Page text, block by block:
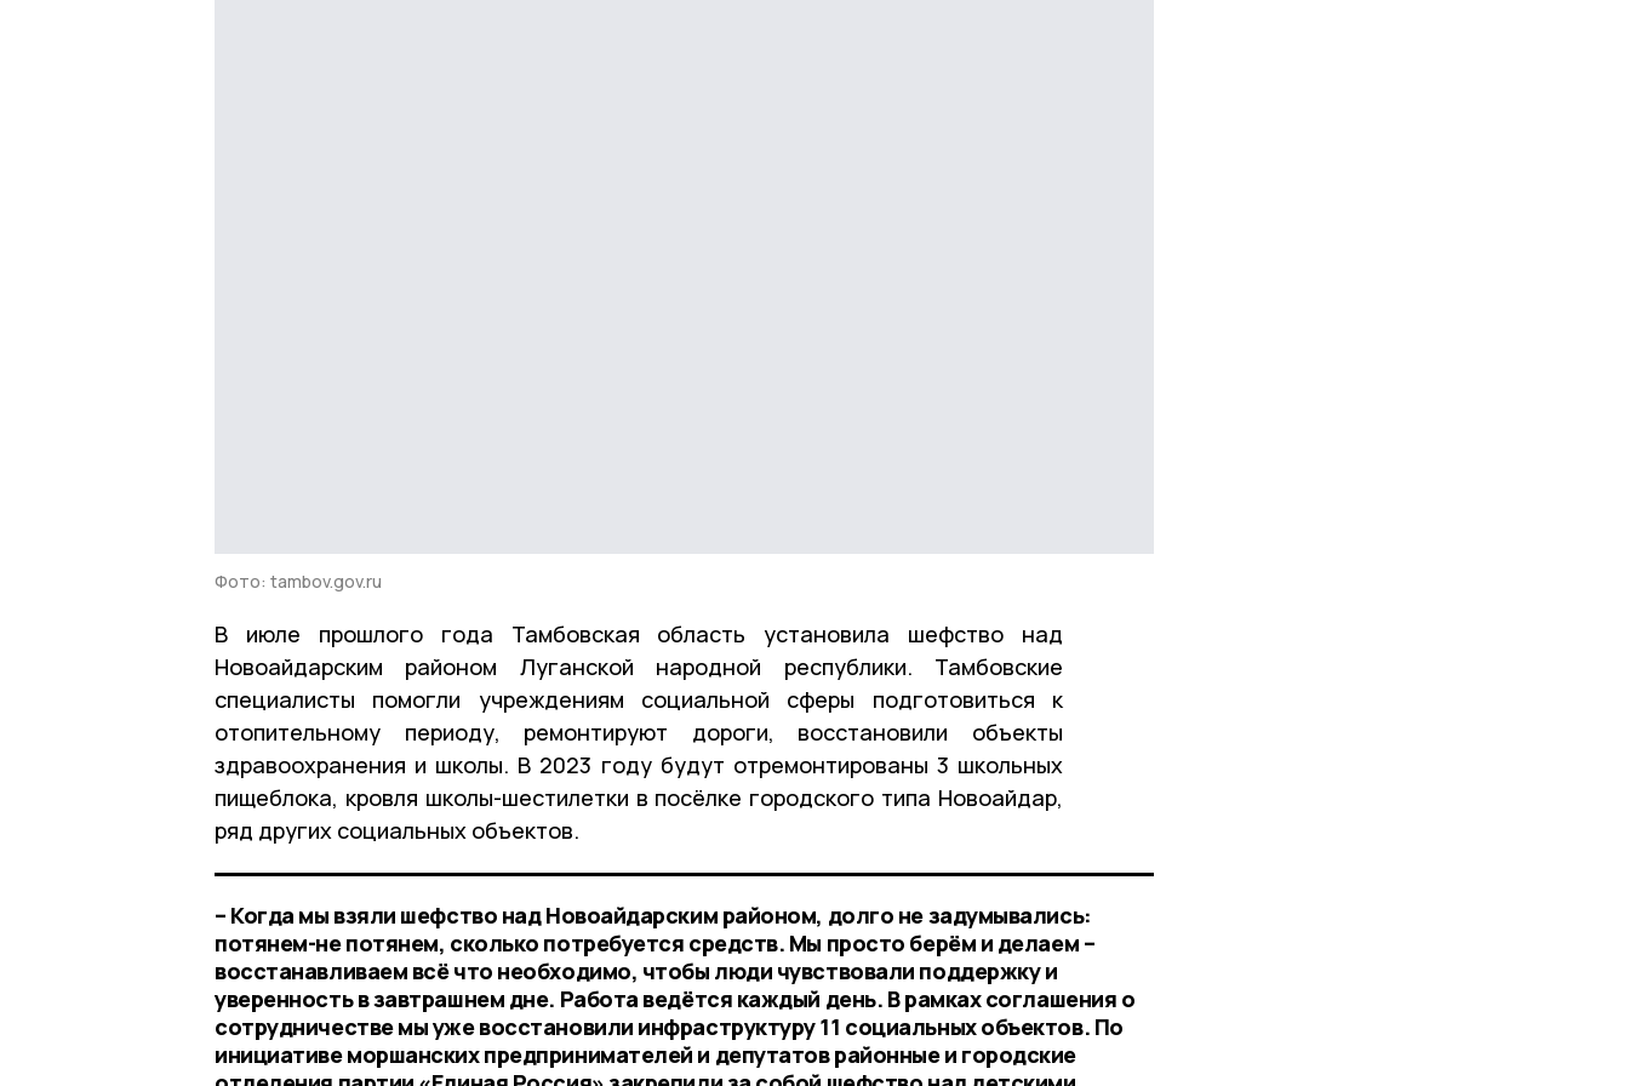
Фото: tambov.gov.ru
В июле прошлого года Тамбовская область установила шефство над
Новоайдарским районом Луганской народной республики. Тамбовские
специалисты помогли учреждениям социальной сферы подготовиться к
отопительному периоду, ремонтируют дороги, восстановили объекты
здравоохранения и школы. В 2023 году будут отремонтированы 3 школьных
пищеблока, кровля школы-шестилетки в посёлке городского типа Новоайдар,
ряд других социальных объектов.
– Когда мы взяли шефство над Новоайдарским районом, долго не задумывались:
потянем-не потянем, сколько потребуется средств. Мы просто берём и делаем –
восстанавливаем всё что необходимо, чтобы люди чувствовали поддержку и
уверенность в завтрашнем дне. Работа ведётся каждый день. В рамках соглашения о
сотрудничестве мы уже восстановили инфраструктуру 11 социальных объектов. По
инициативе моршанских предпринимателей и депутатов районные и городские